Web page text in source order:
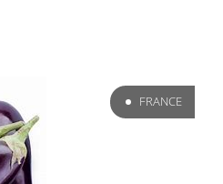
FRANCE